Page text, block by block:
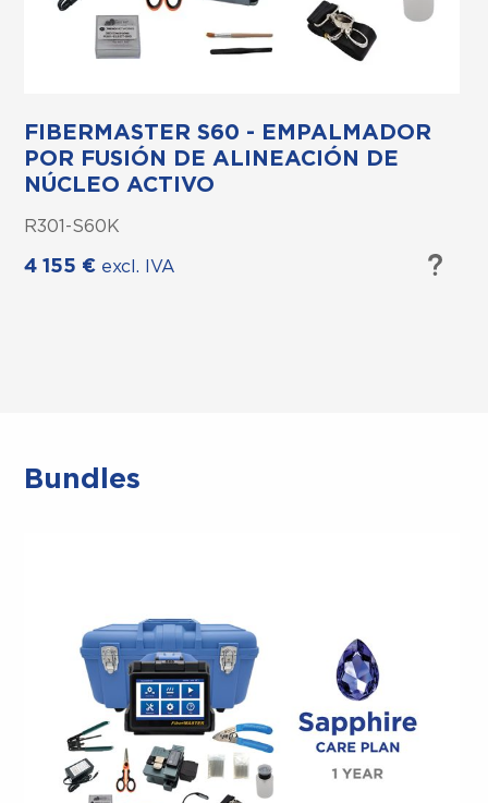
Aumento y resolución –
Pantalla táctil –
Almacenamiento de datos –
PROTECCIÓN COMPLETA
PARA SU EMPALMADOR DE
FUSIÓN FIBERMASTER.
FIBERMASTER S60 - EMPALMADOR
POR FUSIÓN DE ALINEACIÓN DE
NÚCLEO ACTIVO
R301-S60K
4 155 € excl. IVA
Bundles